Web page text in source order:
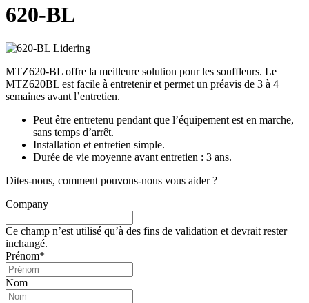
620-BL
MTZ620-BL offre la meilleure solution pour les souffleurs. Le
MTZ620BL est facile à entretenir et permet un préavis de 3 à 4
semaines avant l’entretien.
Peut être entretenu pendant que l’équipement est en marche,
sans temps d’arrêt.
Installation et entretien simple.
Durée de vie moyenne avant entretien : 3 ans.
Dites-nous, comment pouvons-nous vous aider ?
Company
Ce champ n’est utilisé qu’à des fins de validation et devrait rester
inchangé.
Prénom*
Nom